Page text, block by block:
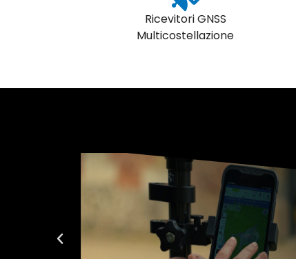
Ricevitori GNSS
Multicostellazione